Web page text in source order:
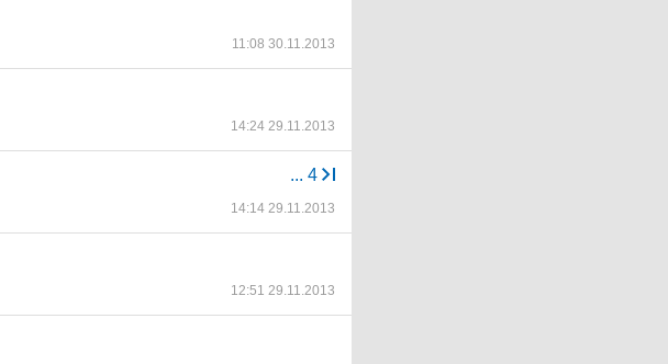
11:08 30.11.2013
14:24 29.11.2013
... 4
14:14 29.11.2013
12:51 29.11.2013